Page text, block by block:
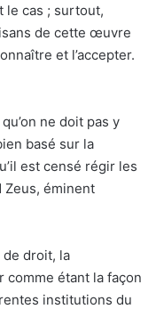
le cas ; surtout,
de cette œuvre
et l’accepter.
ne doit pas y
basé sur la
est censé régir les
Zeus, éminent
de droit, la
comme étant la façon
institutions du